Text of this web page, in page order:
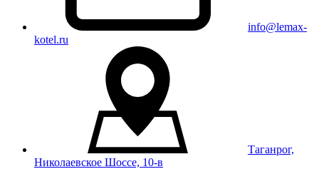
info@lemax-
kotel.ru
Таганрог,
Николаевское Шоссе, 10-в